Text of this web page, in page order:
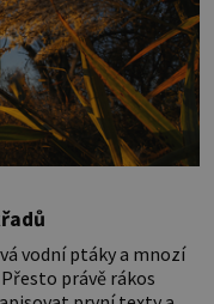
vodní ptáky a mnozí
právě rákos